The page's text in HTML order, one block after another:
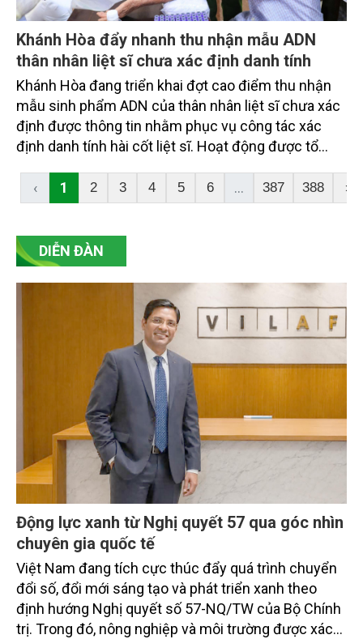
Khánh Hòa đẩy nhanh thu nhận mẫu ADN
thân nhân liệt sĩ chưa xác định danh tính
Khánh Hòa đang triển khai đợt cao điểm thu nhận
mẫu sinh phẩm ADN của thân nhân liệt sĩ chưa xác
định được thông tin nhằm phục vụ công tác xác
định danh tính hài cốt liệt sĩ. Hoạt động được tổ
quá trình tìm kiếm, quy tập, xác định danh tính liệt sĩ,
đáp ứng nguyện vọng của thân nhân các gia đình và
‹ 1 2 3 4 5 6 ... 387 388 ›
DIỄN ĐÀN
Động lực xanh từ Nghị quyết 57 qua góc nhìn
chuyên gia quốc tế
Việt Nam đang tích cực thúc đẩy quá trình chuyển
đổi số, đổi mới sáng tạo và phát triển xanh theo
định hướng Nghị quyết số 57-NQ/TW của Bộ Chính
trị. Trong đó, nông nghiệp và môi trường được xác